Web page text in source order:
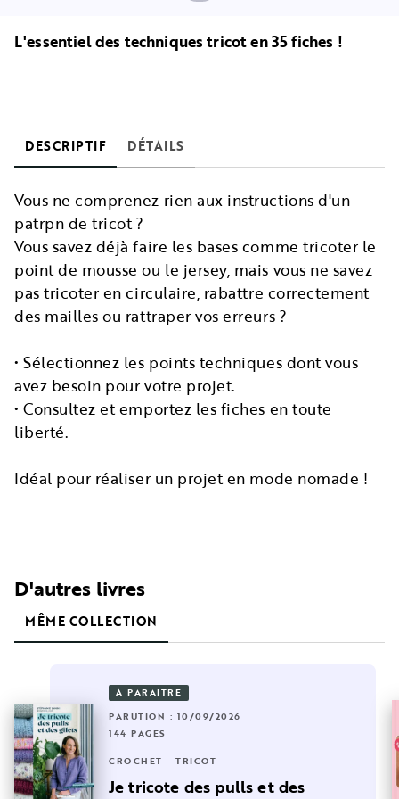
L'essentiel des techniques tricot en 35 fiches !
DESCRIPTIF DÉTAILS
Vous ne comprenez rien aux instructions d'un
patrpn de tricot ?
Vous savez déjà faire les bases comme tricoter le
point de mousse ou le jersey, mais vous ne savez
pas tricoter en circulaire, rabattre correctement
des mailles ou rattraper vos erreurs ?
• Sélectionnez les points techniques dont vous
avez besoin pour votre projet.
• Consultez et emportez les fiches en toute
liberté.
Idéal pour réaliser un projet en mode nomade !
D'autres livres
MÊME COLLECTION
À PARAÎTRE
PARUTION : 10/09/2026
144 PAGES
CROCHET - TRICOT
Je tricote des pulls et des